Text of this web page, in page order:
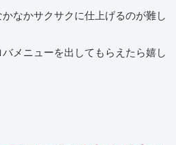
なかサクサクに仕上げるのが難し
メニューを出してもらえたら嬉し